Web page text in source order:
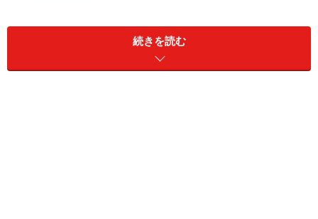
続きを読む